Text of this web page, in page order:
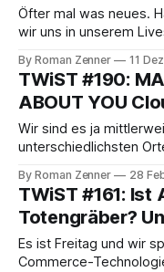
Öfter mal was neues.
wir uns in unserem
Kundenperspektive
Unternehmen
Individualisierung
By Roman Zenner 11
TWiST #190:
ABOUT YOU
Wir sind es ja
unterschiedlichsten
unterschiedlichen Zeit-
sind's minus 12° und
Nutzen wir also die
Shoptech-
By Roman Zenner 28
TWiST #161: Ist
Totengräber?
Es ist Freitag und wir
Commerce-